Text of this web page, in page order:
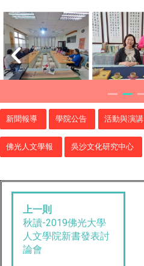
新聞報導 學院公告 活動與演講
佛光人文學報 吳沙文化研究中心
上一則
秋讀-2019佛光大學
人文學院新書發表討
論會